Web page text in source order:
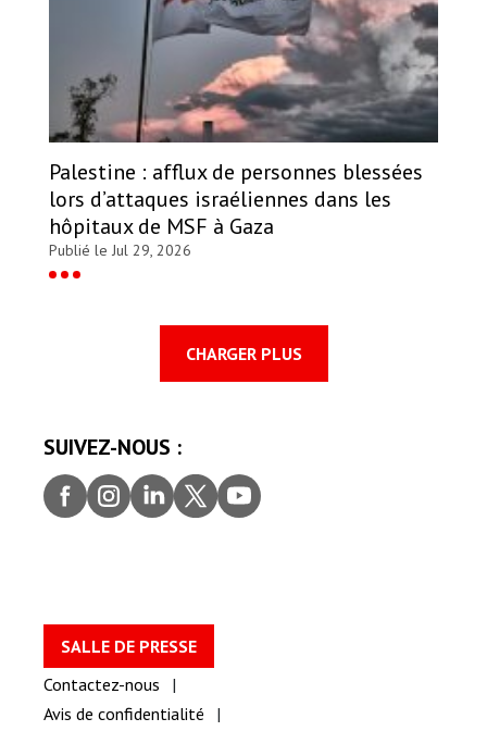
Palestine : afflux de personnes blessées
lors d’attaques israéliennes dans les
hôpitaux de MSF à Gaza
Publié le Jul 29, 2026
CHARGER PLUS
SUIVEZ-NOUS :
Faceb
ook
Insta
gram
Linke
dIn
Twitt
er
youtu
be
SALLE DE PRESSE
Contactez-nous
Avis de confidentialité